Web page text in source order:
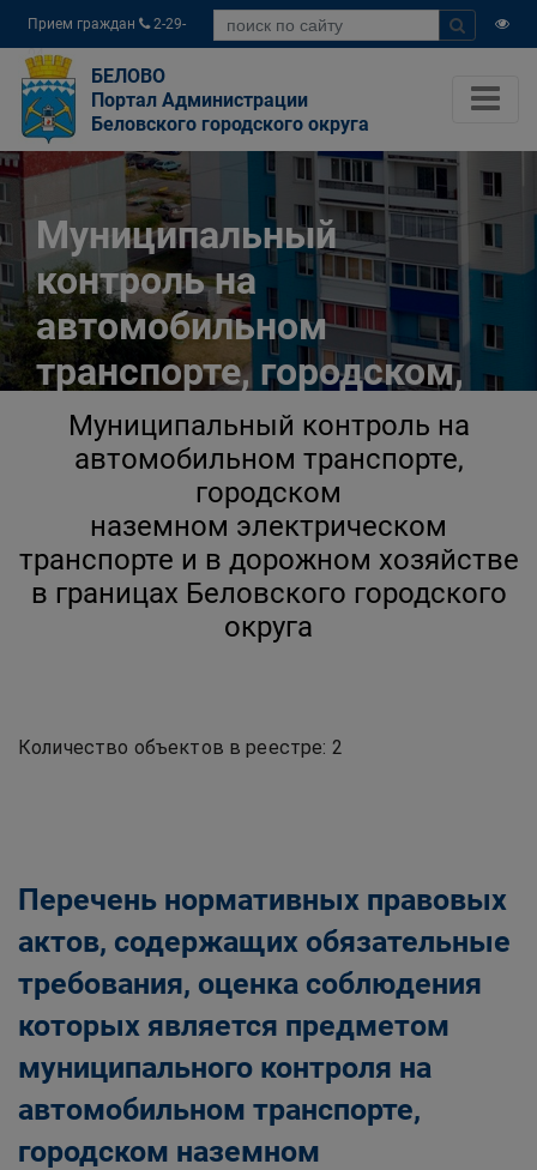
Прием граждан
2-29-
04
БЕЛОВО
Портал Администрации
Беловского городского округа
Муниципальный
контроль на
автомобильном
транспорте, городском,
наземном электрическом
транспорте и в дорожном
хозяйстве в границах
Беловского городского
округа
транспорте, городском, наземном электрическом
Муниципальный контроль на
автомобильном транспорте,
городском
наземном электрическом
транспорте и в дорожном хозяйстве
в границах Беловского городского
округа
Перечень нормативных правовых
актов, содержащих обязательные
требования, оценка соблюдения
которых является предметом
муниципального контроля на
автомобильном транспорте,
городском наземном